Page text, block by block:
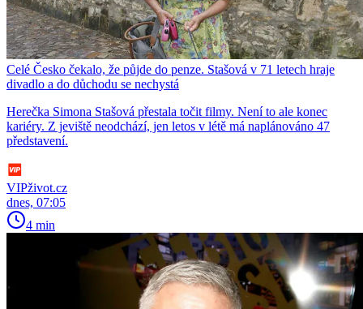
Celé Česko čekalo, že půjde do penze. Stašová v 71 letech hraje
divadlo a do důchodu se nechystá
Herečka Simona Stašová přestala točit filmy. Není to ale konec
kariéry. Z jeviště neodchází, jen letos v létě má naplánováno 47
představení.
VIPživot.cz
dnes, 07:05
4 min